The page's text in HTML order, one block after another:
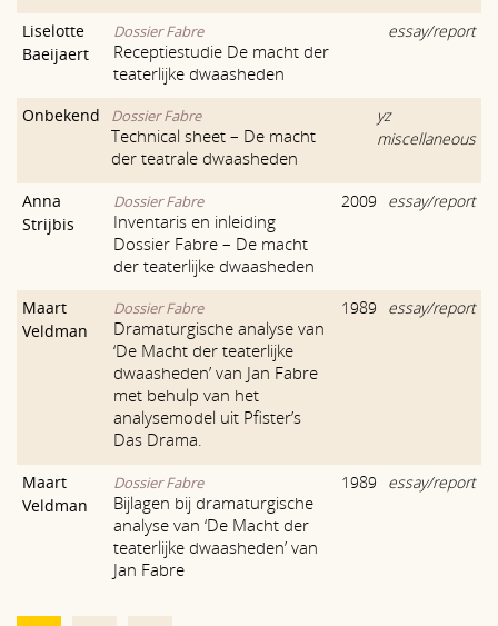
Liselotte
Baeijaert
Dossier Fabre
Receptiestudie De macht der
teaterlijke dwaasheden
essay/report
Onbekend Dossier Fabre
Technical sheet – De macht
der teatrale dwaasheden
yz
miscellaneous
Anna
Strijbis
Dossier Fabre
Inventaris en inleiding
Dossier Fabre – De macht
der teaterlijke dwaasheden
2009 essay/report
Maart
Veldman
Dossier Fabre
Dramaturgische analyse van
‘De Macht der teaterlijke
dwaasheden’ van Jan Fabre
met behulp van het
analysemodel uit Pfister’s
Das Drama.
1989 essay/report
Maart
Veldman
Dossier Fabre
Bijlagen bij dramaturgische
analyse van ‘De Macht der
teaterlijke dwaasheden’ van
Jan Fabre
1989 essay/report